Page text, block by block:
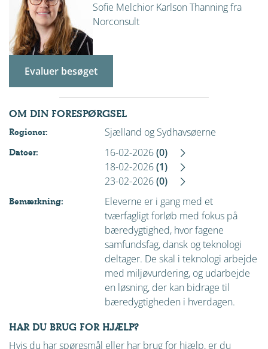
Sofie Melchior Karlson Thanning fra
Norconsult
Evaluer besøget
OM DIN FORESPØRGSEL
Regioner: Sjælland og Sydhavsøerne
Datoer: 16-02-2026(0)
18-02-2026(1)
23-02-2026(0)
Bemærkning:
Eleverne er i gang med et
tværfagligt forløb med fokus på
bæredygtighed, hvor fagene
samfundsfag, dansk og teknologi
deltager. De skal i teknologi arbejde
med miljøvurdering, og udarbejde
en løsning, der kan bidrage til
bæredygtigheden i hverdagen.
HAR DU BRUG FOR HJÆLP?
Hvis du har spørgsmål eller har brug for hjælp, er du